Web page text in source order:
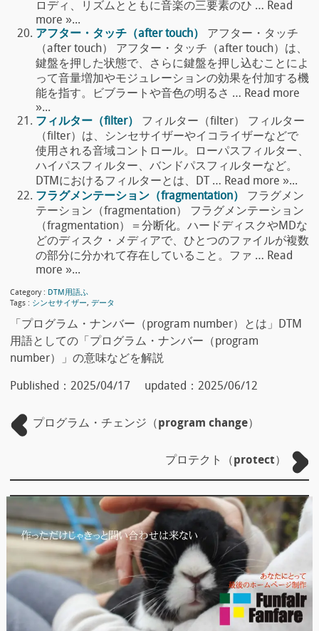
ロディ、リズムとともに音楽の三要素のひ … Read
more »...
アフター・タッチ（after touch）
アフター・タッチ
（after touch） アフター・タッチ（after touch）は、
鍵盤を押した状態で、さらに鍵盤を押し込むことによ
って音量増加やモジュレーションの効果を付加する機
能を指す。ビブラートや音色の明るさ … Read more
»...
フィルター（filter）
フィルター（filter） フィルター
（filter）は、シンセサイザーやイコライザーなどで
使用される音域コントロール。ローパスフィルター、
ハイパスフィルター、バンドパスフィルターなど。
DTMにおけるフィルターとは、DT … Read more »...
フラグメンテーション（fragmentation）
フラグメン
テーション（fragmentation） フラグメンテーション
（fragmentation）＝分断化。ハードディスクやMDな
どのディスク・メディアで、ひとつのファイルが複数
の部分に分かれて存在していること。ファ … Read
more »...
Category : DTM用語ふ
Tags : シンセサイザー, データ
「プログラム・ナンバー（program number）とは」DTM
用語としての「プログラム・ナンバー（program
number）」の意味などを解説
Published： 2025/04/17 updated： 2025/06/12
プログラム・チェンジ（program change）
プロテクト（protect）